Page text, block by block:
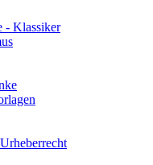
- Klassiker